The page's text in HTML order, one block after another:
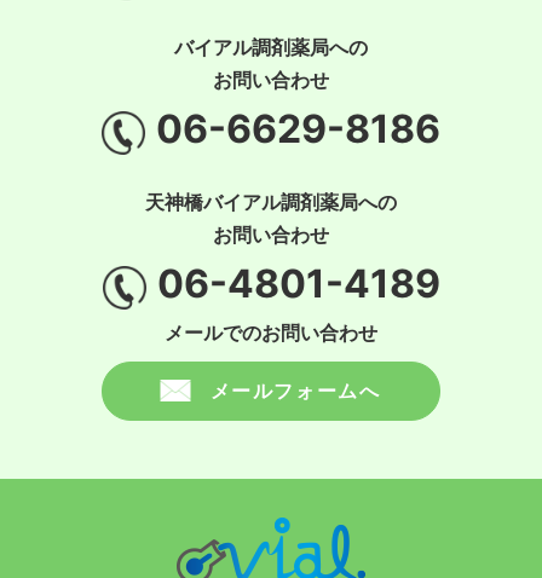
バイアル調剤薬局への
お問い合わせ
06-6629-8186
天神橋バイアル調剤薬局への
お問い合わせ
06-4801-4189
メールでのお問い合わせ
メールフォームへ